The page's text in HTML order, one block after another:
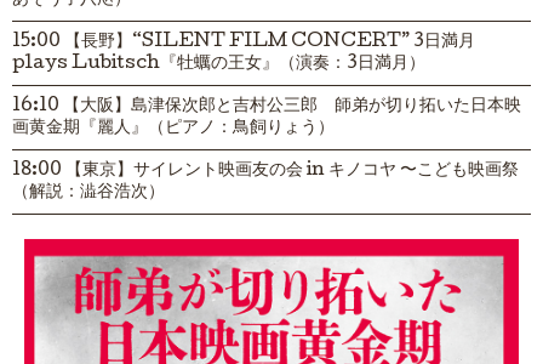
15:00 【長野】“SILENT FILM CONCERT” 3日満月
plays Lubitsch『牡蠣の王女』（演奏：3日満月）
16:10 【大阪】島津保次郎と吉村公三郎 師弟が切り拓いた日本映
画黄金期『麗人』（ピアノ：鳥飼りょう）
18:00 【東京】サイレント映画友の会 in キノコヤ 〜こども映画祭
（解説：澁谷浩次）